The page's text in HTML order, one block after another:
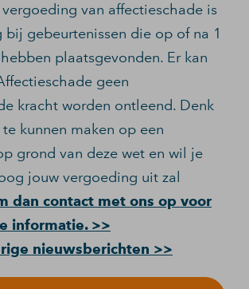
van affectieschade is
gebeurtenissen die op of na 1
plaatsgevonden. Er kan
geen
kracht worden ontleend. Denk
kunnen maken op een
grond van deze wet en wil je
jouw vergoeding uit zal
dan contact met ons op voor
informatie. >>
nieuwsberichten >>